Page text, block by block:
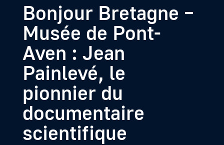
Bonjour Bretagne –
Musée de Pont-
Aven : Jean
Painlevé, le
pionnier du
documentaire
scientifique